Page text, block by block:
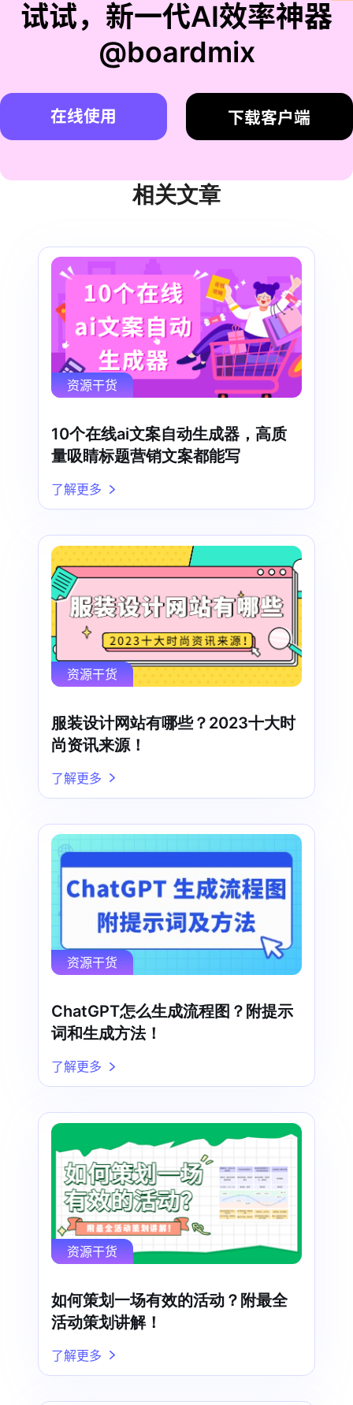
试试，新一代AI效率神器
@boardmix
在线使用 下载客户端
相关文章
资源干货
10个在线ai文案自动生成器，高质
量吸睛标题营销文案都能写
了解更多
资源干货
服装设计网站有哪些？2023十大时
尚资讯来源！
了解更多
资源干货
ChatGPT怎么生成流程图？附提示
词和生成方法！
了解更多
资源干货
如何策划一场有效的活动？附最全
活动策划讲解！
了解更多